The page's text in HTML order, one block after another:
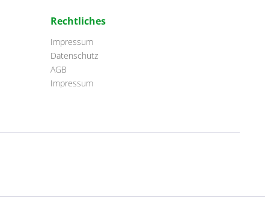
Rechtliches
Impressum
Datenschutz
AGB
Impressum